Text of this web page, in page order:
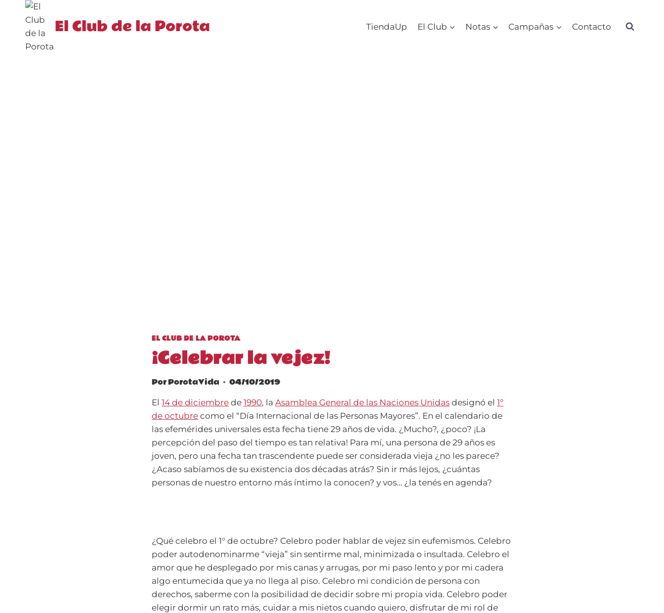
contenido
El Club de la Porota TiendaUp El Club Notas Campañas Contacto
EL CLUB DE LA POROTA
¡Celebrar la vejez!
PorPorotaVida 04/10/2019
El 14 de diciembre de 1990, la Asamblea General de las Naciones Unidas designó el 1º
de octubre como el “Día Internacional de las Personas Mayores”. En el calendario de
las efemérides universales esta fecha tiene 29 años de vida. ¿Mucho?, ¿poco? ¡La
percepción del paso del tiempo es tan relativa! Para mí, una persona de 29 años es
joven, pero una fecha tan trascendente puede ser considerada vieja ¿no les parece?
¿Acaso sabíamos de su existencia dos décadas atrás? Sin ir más lejos, ¿cuántas
personas de nuestro entorno más íntimo la conocen? y vos… ¿la tenés en agenda?
¿Qué celebro el 1° de octubre? Celebro poder hablar de vejez sin eufemismos. Celebro
poder autodenominarme “vieja” sin sentirme mal, minimizada o insultada. Celebro el
amor que he desplegado por mis canas y arrugas, por mi paso lento y por mi cadera
algo entumecida que ya no llega al piso. Celebro mi condición de persona con
derechos, saberme con la posibilidad de decidir sobre mi propia vida. Celebro poder
elegir dormir un rato más, cuidar a mis nietos cuando quiero, disfrutar de mi rol de